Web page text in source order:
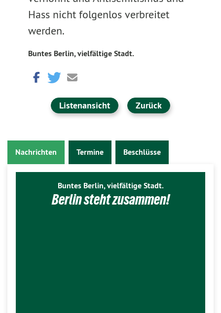
Hass nicht folgenlos verbreitet
werden.
Buntes Berlin, vielfältige Stadt.
Listenansicht Zurück
Nachrichten Termine Beschlüsse
Buntes Berlin, vielfältige Stadt.
Berlin steht zusammen!